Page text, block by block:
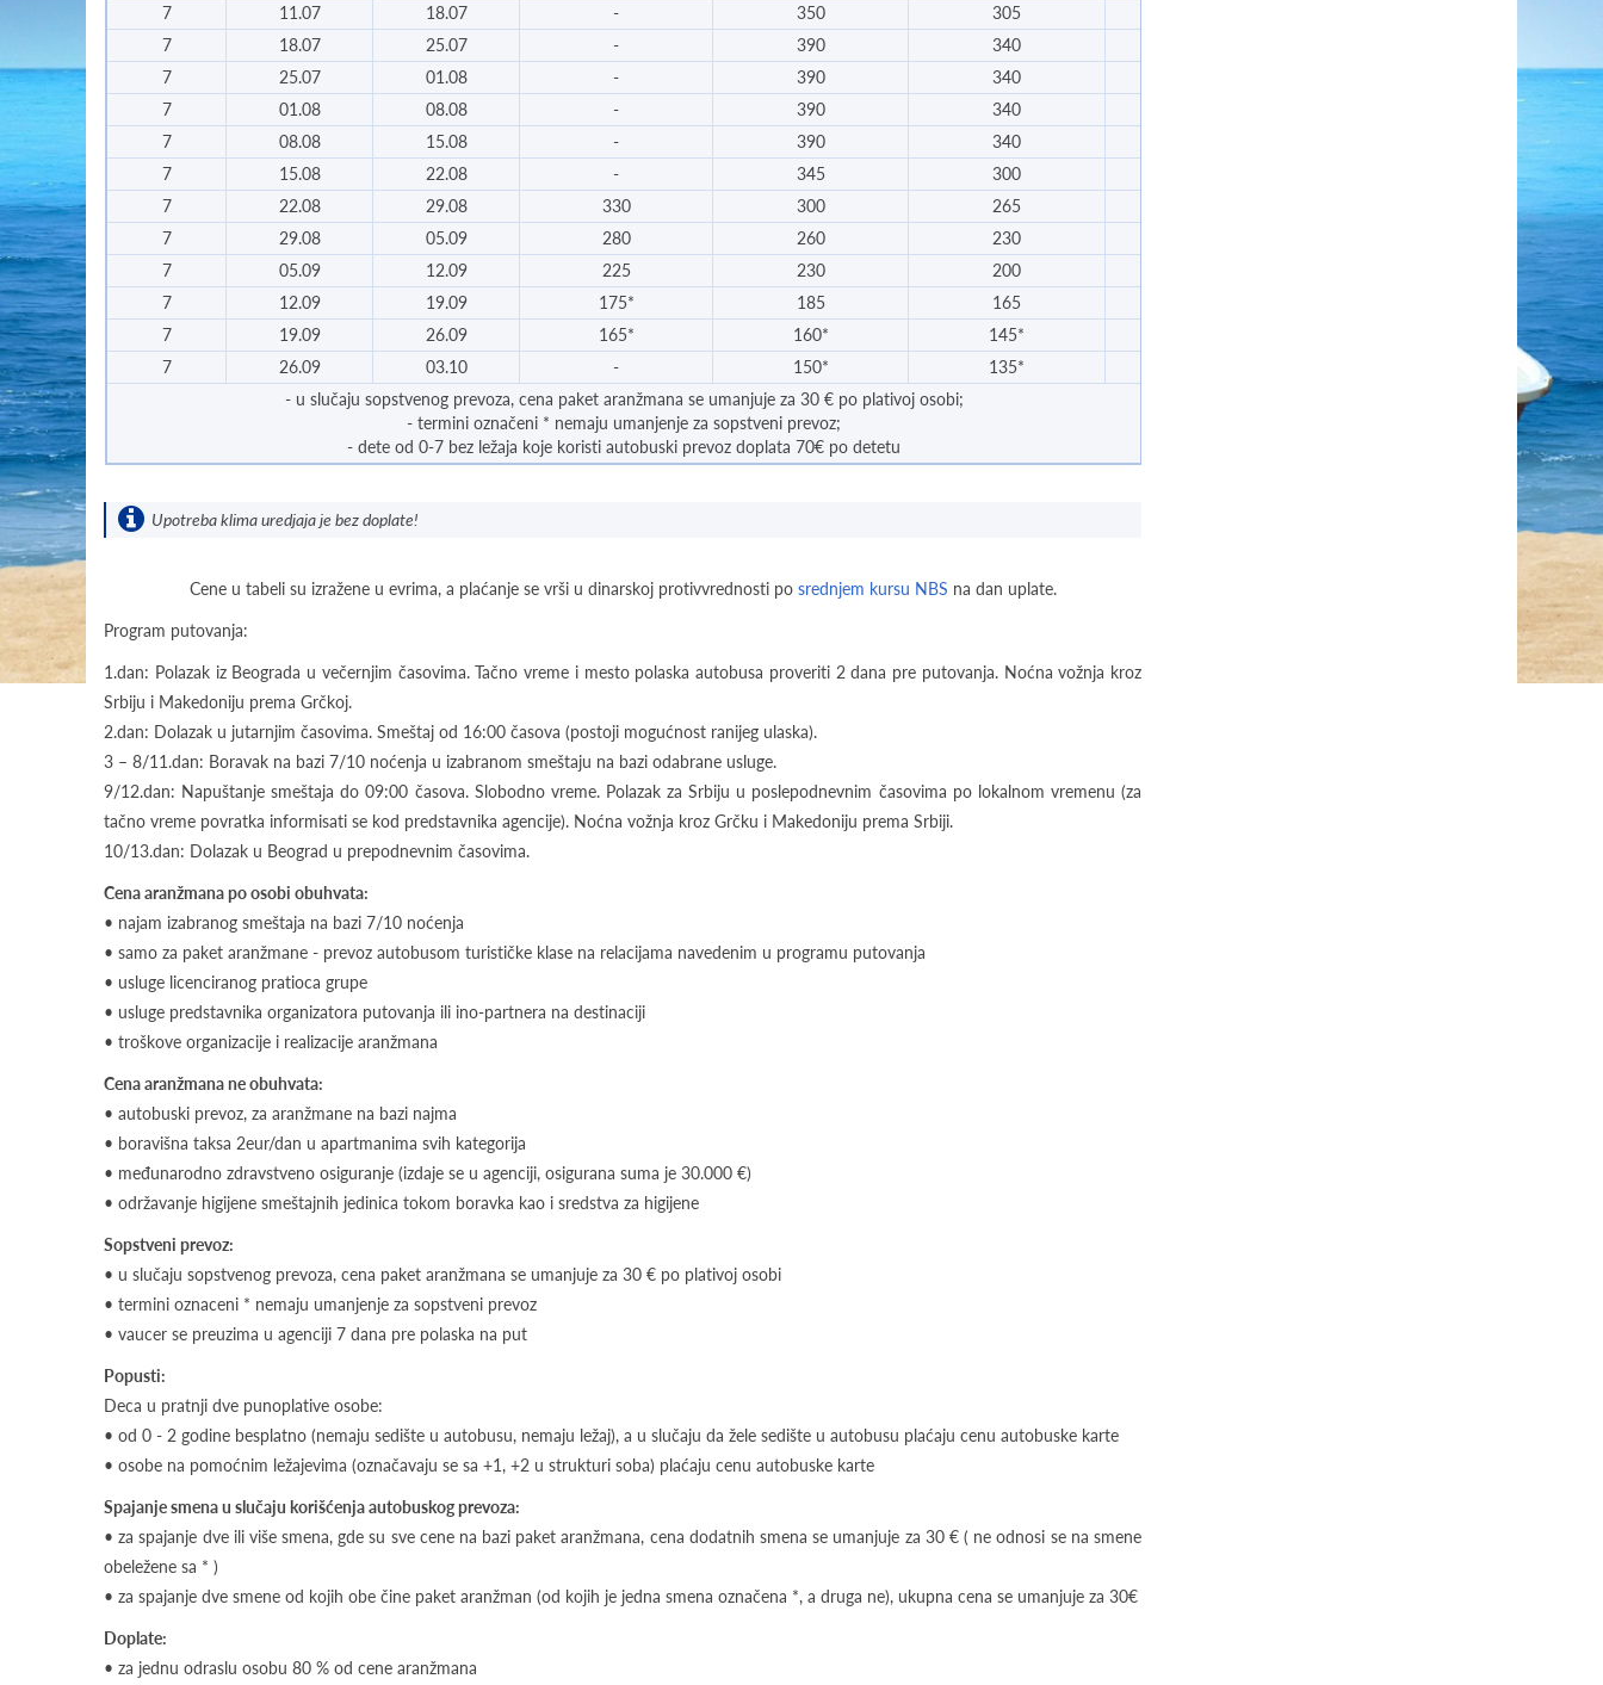
7
11.07 18.07 - 350
305
7
18.07 25.07 - 390
340
7
25.07 01.08 - 390
340
7
01.08 08.08 - 390
340
7
08.08 15.08 - 390
340
7
15.08 22.08 - 345
300
7
22.08 29.08 330 300
265
7
29.08 05.09 280 260
230
7
05.09 12.09 225 230
200
7
12.09 19.09 175* 185
165
7
19.09 26.09 165* 160*
145*
7
26.09 03.10 - 150*
135*
- u slučaju sopstvenog prevoza, cena paket aranžmana se umanjuje za 30 € po plativoj osobi;
- termini označeni * nemaju umanjenje za sopstveni prevoz;
- dete od 0-7 bez ležaja koje koristi autobuski prevoz doplata 70€ po detetu
Upotreba klima uredjaja je bez doplate!
Cene u tabeli su izražene u evrima, a plaćanje se vrši u dinarskoj protivvrednosti po srednjem kursu NBS na dan uplate.
Program putovanja:
1.dan: Polazak iz Beograda u večernjim časovima. Tačno vreme i mesto polaska autobusa proveriti 2 dana pre putovanja. Noćna vožnja kroz
Srbiju i Makedoniju prema Grčkoj.
2.dan: Dolazak u jutarnjim časovima. Smeštaj od 16:00 časova (postoji mogućnost ranijeg ulaska).
3 – 8/11.dan: Boravak na bazi 7/10 noćenja u izabranom smeštaju na bazi odabrane usluge.
9/12.dan: Napuštanje smeštaja do 09:00 časova. Slobodno vreme. Polazak za Srbiju u poslepodnevnim časovima po lokalnom vremenu (za
tačno vreme povratka informisati se kod predstavnika agencije). Noćna vožnja kroz Grčku i Makedoniju prema Srbiji.
10/13.dan: Dolazak u Beograd u prepodnevnim časovima.
Cena aranžmana po osobi obuhvata:
• najam izabranog smeštaja na bazi 7/10 noćenja
• samo za paket aranžmane - prevoz autobusom turističke klase na relacijama navedenim u programu putovanja
• usluge licenciranog pratioca grupe
• usluge predstavnika organizatora putovanja ili ino-partnera na destinaciji
• troškove organizacije i realizacije aranžmana
Cena aranžmana ne obuhvata:
• autobuski prevoz, za aranžmane na bazi najma
• boravišna taksa 2eur/dan u apartmanima svih kategorija
• međunarodno zdravstveno osiguranje (izdaje se u agenciji, osigurana suma je 30.000 €)
• održavanje higijene smeštajnih jedinica tokom boravka kao i sredstva za higijene
Sopstveni prevoz:
• u slučaju sopstvenog prevoza, cena paket aranžmana se umanjuje za 30 € po plativoj osobi
• termini oznaceni * nemaju umanjenje za sopstveni prevoz
• vaucer se preuzima u agenciji 7 dana pre polaska na put
Popusti:
Deca u pratnji dve punoplative osobe:
• od 0 - 2 godine besplatno (nemaju sedište u autobusu, nemaju ležaj), a u slučaju da žele sedište u autobusu plaćaju cenu autobuske karte
• osobe na pomoćnim ležajevima (označavaju se sa +1, +2 u strukturi soba) plaćaju cenu autobuske karte
Spajanje smena u slučaju korišćenja autobuskog prevoza:
• za spajanje dve ili više smena, gde su sve cene na bazi paket aranžmana, cena dodatnih smena se umanjuje za 30 € ( ne odnosi se na smene
obeležene sa * )
• za spajanje dve smene od kojih obe čine paket aranžman (od kojih je jedna smena označena *, a druga ne), ukupna cena se umanjuje za 30€
Doplate:
• za jednu odraslu osobu 80 % od cene aranžmana